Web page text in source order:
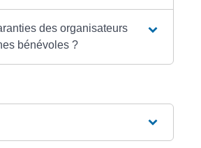
des organisateurs
bénévoles ?